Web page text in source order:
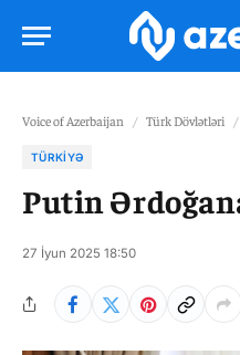
Voice of Azerbaijan / Türk Dövlətləri /
TÜRKIYƏ
Putin
27 İyun 2025 18:50